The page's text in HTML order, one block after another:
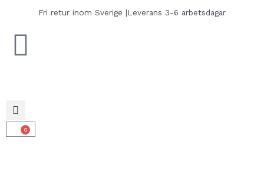
Fri retur inom Sverige |Leverans 3-6 arbetsdagar
0
Varukorg